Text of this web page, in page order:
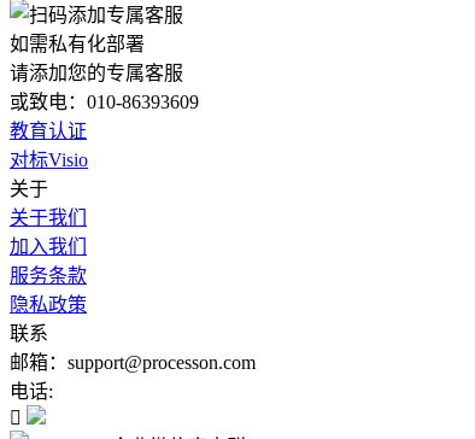
如需私有化部署
请添加您的专属客服
或致电：010-86393609
教育认证
对标Visio
关于
关于我们
加入我们
服务条款
隐私政策
联系
邮箱：support@processon.com
电话:
